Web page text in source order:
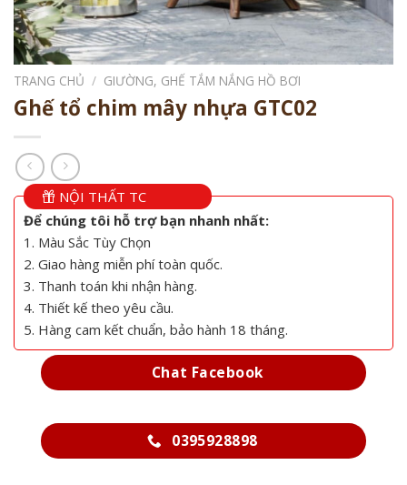
TRANG CHỦ / GIƯỜNG, GHẾ TẮM NẮNG HỒ BƠI
Ghế tổ chim mây nhựa GTC02
NỘI THẤT TC
Để chúng tôi hỗ trợ bạn nhanh nhất:
1. Màu Sắc Tùy Chọn
2. Giao hàng miễn phí toàn quốc.
3. Thanh toán khi nhận hàng.
4. Thiết kế theo yêu cầu.
5. Hàng cam kết chuẩn, bảo hành 18 tháng.
Chat Facebook
0395928898